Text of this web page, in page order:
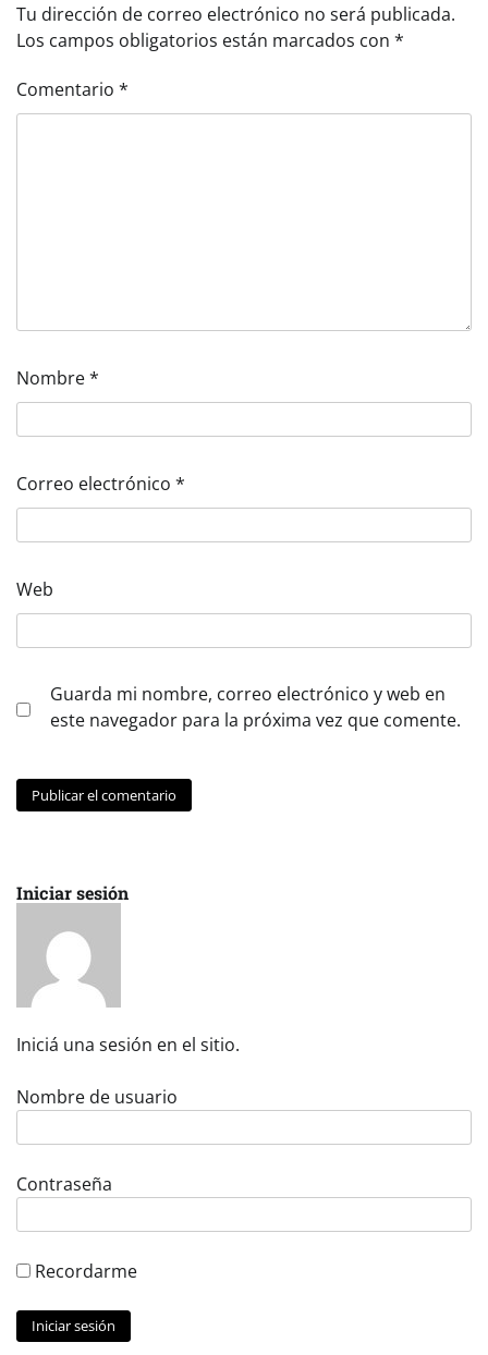
Tu dirección de correo electrónico no será publicada.
Los campos obligatorios están marcados con *
Comentario *
Nombre*
Correo electrónico *
Web
Guarda mi nombre, correo electrónico y web en
este navegador para la próxima vez que comente.
Iniciar sesión
Iniciá una sesión en el sitio.
Nombre de usuario
Contraseña
Recordarme